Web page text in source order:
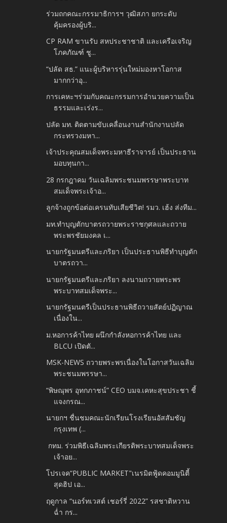
ร่วมถกคณะกรรมาธิการฯ วุฒิสภา ยกระดับ
คุ้มครองผู้บริ...
CP RAM ขานรับ สหประชาชาติ และเครือเจริญ
โภคภัณฑ์ ชู...
“ปลัด สธ.” แนะผู้บริหารรุ่นใหม่มองหาโอกาส
มากกว่าอุ...
การเคหะฯร่วมกับคณะกรรมการอำนวยความเป็น
ธรรมและเร่งร...
ปลัด มท. ติดตามขับเคลื่อนงานสำนักงานปลัด
กระทรวงมหา...
เจ้าประคุณสมเด็จพระมหาธีราจารย์ เป็นประธาน
มอบทุนกา...
28 กรกฎาคม วันเฉลิมพระชนมพรรษาพระบาท
สมเด็จพระเจ้าอ...
ลูกจ้างถูกข้อต่อเครนทับเสียชีวิต! รมว. เฮ้ง ส่งทีม...
มท.ทำบุญตักบาตรถวายพระราชกุศลและถวาย
พระพรชัยมงคล เ...
นายกรัฐมนตรีและภริยา เป็นประธานพิธีทำบุญตัก
บาตรถวา...
นายกรัฐมนตรีและภริยา ลงนามถวายพระพร
พระบาทสมเด็จพระ...
นายกรัฐมนตรีเป็นประธานพิธีถวายสัตย์ปฏิญาณ
เนื่องใน...
ม.หอการค้าไทย ผนึกกำลังหอการค้าไทย และ
BLCU เปิดตั...
MSK-NEWS ถวายพระพรเนื่องในโอกาสวันเฉลิม
พระชนมพรรษา...
“พิษณุพร อุทกภาชน์” CEO บมจ.เคหะสุขประชา ชี้
แจงกรณ...
นายกฯ ชื่นชมคณะนักเรียนโรงเรียนอัสสัมชัญ
กรุงเทพ (...
กทม. ร่วมพิธีเฉลิมพระเกียรติพระบาทสมเด็จพระ
เจ้าอย...
โปรเจค“PUBLIC MARKET"เนรมิตฟู้ดคอมมูนิตี้
สุดฮิป เอ...
ฤดูกาล “นอร์ทเวสต์ เชอร์รี่ 2022” รสชาติหวาน
ฉ่ำ กร...